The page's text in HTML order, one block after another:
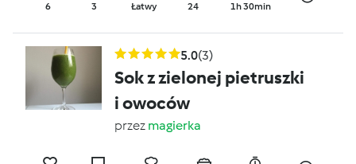
6 3 Łatwy 24 1h 30min
5.0(3)
Sok z zielonej pietruszki
i owoców
przez magierka